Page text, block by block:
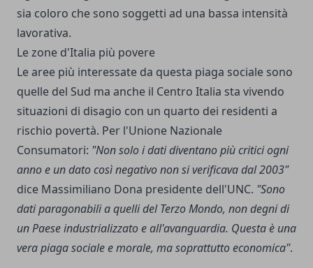
sia coloro che sono soggetti ad una bassa intensità
lavorativa.
Le zone d'Italia più povere
Le aree più interessate da questa piaga sociale sono
quelle del Sud ma anche il Centro Italia sta vivendo
situazioni di disagio con un quarto dei residenti a
rischio povertà. Per l'Unione Nazionale
Consumatori: "Non solo i dati diventano più critici ogni
anno e un dato così negativo non si verificava dal 2003"
dice Massimiliano Dona presidente dell'UNC. "Sono
dati paragonabili a quelli del Terzo Mondo, non degni di
un Paese industrializzato e all'avanguardia. Questa è una
vera piaga sociale e morale, ma soprattutto economica".